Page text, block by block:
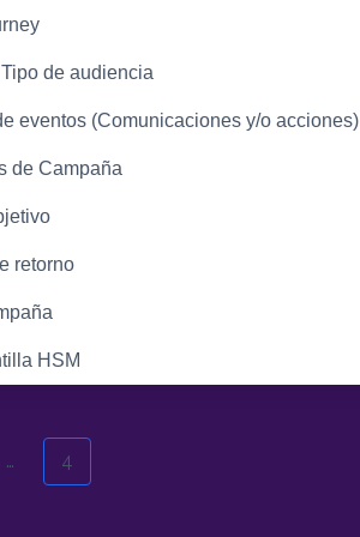
de audiencia
eventos (Comunicaciones y/o acciones)
de Campaña
retorno
HSM
… 4